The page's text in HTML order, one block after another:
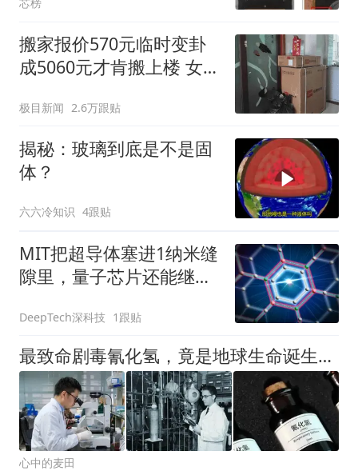
搬家报价570元临时变卦
成5060元才肯搬上楼 女子
极目新闻 2.6万跟贴
揭秘：玻璃到底是不是固
体？
六六冷知识 4跟贴
MIT把超导体塞进1纳米缝
隙里，量子芯片还能继续
DeepTech深科技 1跟贴
最致命剧毒氰化氢，竟是地球生命诞生源泉？
心中的麦田